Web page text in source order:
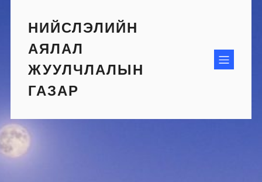
contentНИЙСЛЭЛИЙН
АЯЛАЛ
ЖУУЛЧЛАЛЫН
ГАЗАР